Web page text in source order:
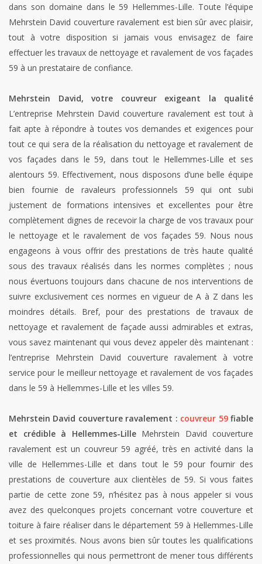
dans son domaine dans le 59 Hellemmes-Lille. Toute l’équipe
Mehrstein David couverture ravalement est bien sûr avec plaisir,
tout à votre disposition si jamais vous envisagez de faire
effectuer les travaux de nettoyage et ravalement de vos façades
59 à un prestataire de confiance.
Mehrstein David, votre couvreur exigeant la qualité
L’entreprise Mehrstein David couverture ravalement est tout à
fait apte à répondre à toutes vos demandes et exigences pour
tout ce qui sera de la réalisation du nettoyage et ravalement de
vos façades dans le 59, dans tout le Hellemmes-Lille et ses
alentours 59. Effectivement, nous disposons d’une belle équipe
bien fournie de ravaleurs professionnels 59 qui ont subi
justement de formations intensives et excellentes pour être
complètement dignes de recevoir la charge de vos travaux pour
le nettoyage et le ravalement de vos façades 59. Nous nous
engageons à vous offrir des prestations de très haute qualité
sous des travaux réalisés dans les normes complètes ; nous
nous évertuons toujours dans chacune de nos interventions de
suivre exclusivement ces normes en vigueur de A à Z dans les
moindres détails. Bref, pour des prestations de travaux de
nettoyage et ravalement de façade aussi admirables et extras,
vous savez maintenant qui vous devez appeler dès maintenant :
l’entreprise Mehrstein David couverture ravalement à votre
service pour le meilleur nettoyage et ravalement de vos façades
dans le 59 à Hellemmes-Lille et les villes 59.
Mehrstein David couverture ravalement : couvreur 59fiable
et crédible à Hellemmes-LilleMehrstein David couverture
ravalement est un couvreur 59 agréé, très en activité dans la
ville de Hellemmes-Lille et dans tout le 59 pour fournir des
prestations de couverture aux clientèles de 59. Si vous faites
partie de cette zone 59, n’hésitez pas à nous appeler si vous
avez des quelconques projets concernant votre couverture et
toiture à faire réaliser dans le département 59 à Hellemmes-Lille
et ses proximités. Nous avons bien sûr toutes les qualifications
professionnelles qui nous permettront de mener tous différents